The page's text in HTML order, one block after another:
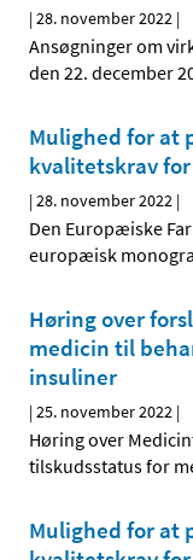
|28. november 2022 |
Ansøgninger om
den 22. december
Mulighed for at
kvalitetskrav
|28. november 2022 |
Den Europæiske
europæisk
Høring over
medicin til
insuliner
|25. november 2022 |
Høring over
tilskudsstatus for
Mulighed for at